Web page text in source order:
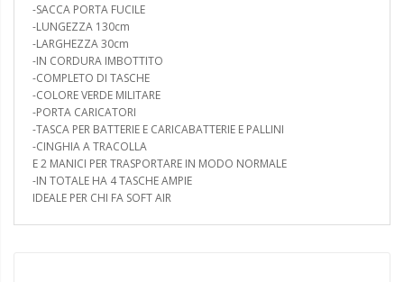
-SACCA PORTA FUCILE
-LUNGEZZA 130cm
-LARGHEZZA 30cm
-IN CORDURA IMBOTTITO
-COMPLETO DI TASCHE
-COLORE VERDE MILITARE
-PORTA CARICATORI
-TASCA PER BATTERIE E CARICABATTERIE E PALLINI
-CINGHIA A TRACOLLA
E 2 MANICI PER TRASPORTARE IN MODO NORMALE
-IN TOTALE HA 4 TASCHE AMPIE
IDEALE PER CHI FA SOFT AIR